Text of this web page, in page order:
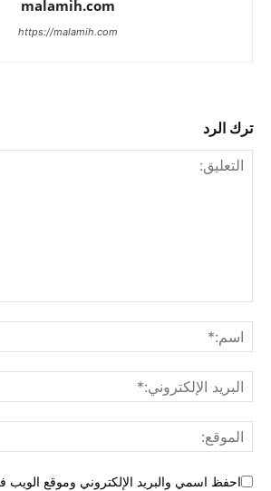
malamih.com
https://malamih.com
ترك الرد
احفظ اسمي والبريد الإلكتروني وموقع الويب